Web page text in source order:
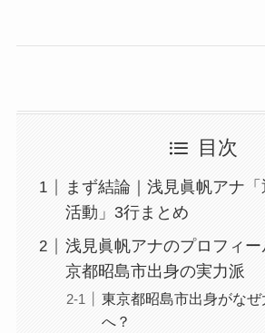
目次
まず結論｜浅見眞帆アナ「
活動」3行まとめ
浅見眞帆アナのプロフィ
京都昭島市出身の実力派
東京都昭島市出身がな
へ？